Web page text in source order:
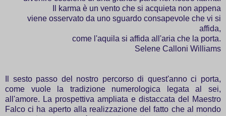
Il karma è un vento che si acquieta non appena
viene osservato da uno sguardo consapevole che vi si
affida,
come l'aquila si affida all'aria che la porta.
Selene Calloni Williams
Il sesto passo del nostro percorso di quest'anno ci porta,
come vuole la tradizione numerologica legata al sei,
all'amore. La prospettiva ampliata e distaccata del Maestro
Falco ci ha aperto alla realizzazione del fatto che al mondo